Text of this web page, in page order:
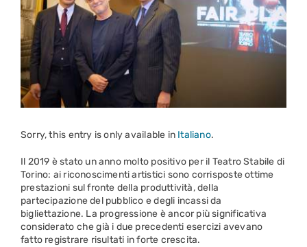
Sorry, this entry is only available in Italiano.
Il 2019 è stato un anno molto positivo per il Teatro Stabile di
Torino: ai riconoscimenti artistici sono corrisposte ottime
prestazioni sul fronte della produttività, della
partecipazione del pubblico e degli incassi da
bigliettazione. La progressione è ancor più significativa
considerato che già i due precedenti esercizi avevano
fatto registrare risultati in forte crescita.